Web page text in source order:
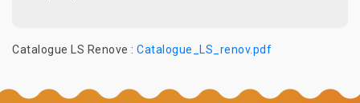
Catalogue LS Renove : Catalogue_LS_renov.pdf